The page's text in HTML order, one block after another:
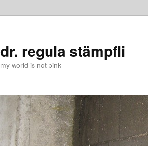
dr. regula stämpfli
my world is not pink